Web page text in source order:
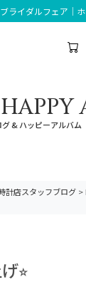
ライダルフェア｜
グ & ハッピーアルバム
計店スタッフブログ>
⭐︎